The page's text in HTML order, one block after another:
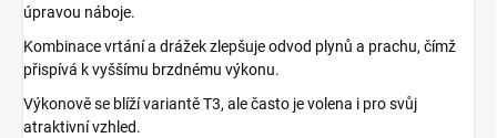
úpravou náboje.
Kombinace vrtání a drážek zlepšuje odvod plynů a prachu, čímž
přispívá k vyššímu brzdnému výkonu.
Výkonově se blíží variantě T3, ale často je volena i pro svůj
atraktivní vzhled.